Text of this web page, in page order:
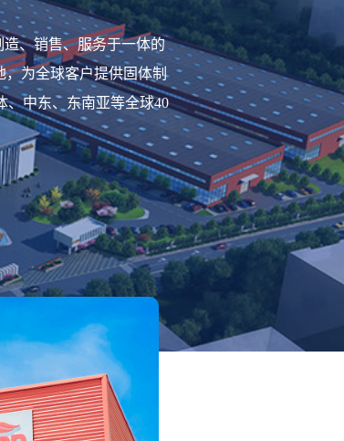
、销售、服务于一体的
，为全球客户提供固体制
、中东、东南亚等全球40